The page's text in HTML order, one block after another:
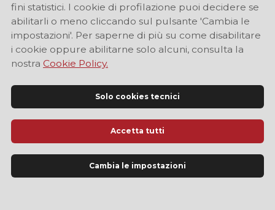
Sito Ufficiale di Informazione Turistica di Modena
fini statistici. I cookie di profilazione puoi decidere se
abilitarli o meno cliccando sul pulsante 'Cambia le
impostazioni'. Per saperne di più su come disabilitare
i cookie oppure abilitarne solo alcuni, consulta la
nostra Cookie Policy.
Solo cookies tecnici
Accetta tutti
Cambia le impostazioni